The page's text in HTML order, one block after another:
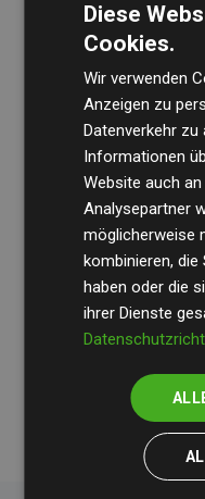
Die
regelmäßig unsere
Transparenz und
Ihre Prüfungen
Klimaschutzprojekte
geschätzten CO₂-
Websites
messbare
Diese
Cookies.
Wir verwenden
Anzeigen zu
Datenverkehr zu
Informationen
Website auch
Analysepartner
möglicherweise
kombinieren,
haben oder die
ihrer Dienste